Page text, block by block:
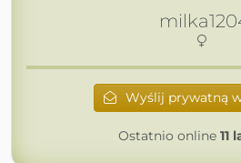
Wyślij prywatną
Ostatnio online 11